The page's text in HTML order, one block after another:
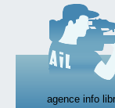
agence info